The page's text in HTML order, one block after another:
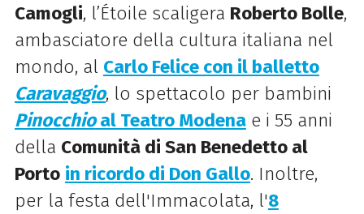
Camogli, l’Étoile scaligera Roberto Bolle,
ambasciatore della cultura italiana nel
mondo, al Carlo Felice con il balletto
Caravaggio, lo spettacolo per bambini
Pinocchioal Teatro Modenae i 55 anni
della Comunità di San Benedetto al
Porto in ricordo di Don Gallo. Inoltre,
per la festa dell'Immacolata, l'8